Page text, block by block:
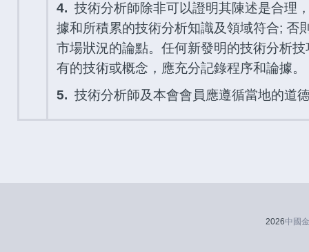
4. 技術分析師除非可以證明其陳述是合理
據和所積累的技術分析知識及領域符合; 否
市場狀況的論點。任何新發明的技術分析
有的技術或概念，應充分記錄程序和論據。
5. 技術分析師及本會會員應遵循當地的道
2026中國